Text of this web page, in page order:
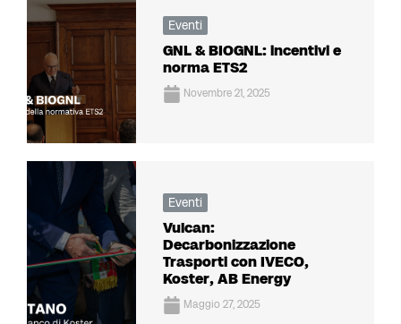
Eventi
GNL & BIOGNL: incentivi e
norma ETS2
Novembre 21, 2025
Eventi
Vulcan:
Decarbonizzazione
Trasporti con IVECO,
Koster, AB Energy
Maggio 27, 2025